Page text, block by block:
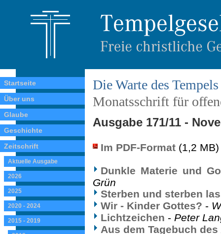
Startseite
Über uns
Glaube
Geschichte
Zeitschrift
Aktuelle Ausgabe
2026
2025
2020 - 2024
2015 - 2019
Die Warte des Tempels
Monatsschrift für
Ausgabe 171/11 -
Im PDF-Format (1,2 MB)
Dunkle Materie und
Grün
Sterben und sterben
Wir - Kinder Gottes? -
Lichtzeichen - Peter
Aus dem Tagebuch